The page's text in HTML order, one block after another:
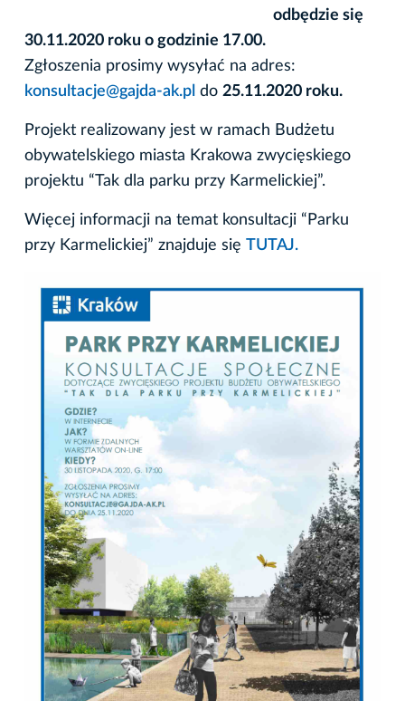
odbędzie się
30.11.2020 roku o godzinie 17.00.
Zgłoszenia prosimy wysyłać na adres:
konsultacje@gajda-ak.pl do 25.11.2020 roku.
Projekt realizowany jest w ramach Budżetu
obywatelskiego miasta Krakowa zwycięskiego
projektu “Tak dla parku przy Karmelickiej”.
Więcej informacji na temat konsultacji “Parku
przy Karmelickiej” znajduje się TUTAJ.